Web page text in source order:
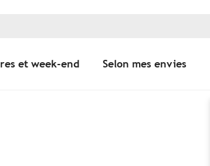
et week-end Selon mes envies